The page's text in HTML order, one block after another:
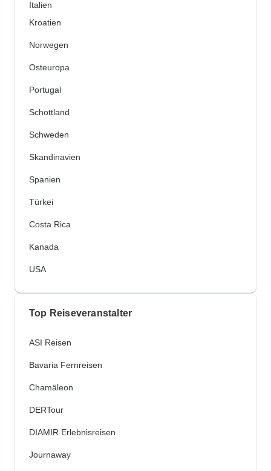
Italien
Kroatien
Norwegen
Osteuropa
Portugal
Schottland
Schweden
Skandinavien
Spanien
Türkei
Costa Rica
Kanada
USA
Top Reiseveranstalter
ASI Reisen
Bavaria Fernreisen
Chamäleon
DERTour
DIAMIR Erlebnisreisen
Journaway